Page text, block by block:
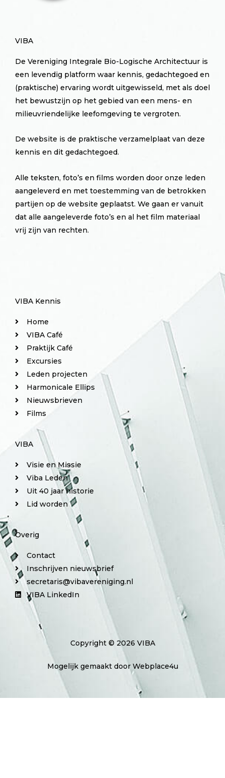
VIBA
De Vereniging Integrale Bio-Logische Architectuur is
een levendig platform waar kennis, gedachtegoed en
(praktische) ervaring wordt uitgewisseld, met als doel
het bewustzijn op het gebied van een mens- en
milieuvriendelijke leefomgeving te vergroten.
De website is de praktische verzamelplaat van deze
kennis en dit gedachtegoed.
Alle teksten, foto’s en films worden door onze leden
aangeleverd en met toestemming van de betrokken
partijen op de website geplaatst. We gaan er vanuit
dat alle aangeleverde foto’s en al het film materiaal
vrij zijn van rechten.
VIBA Kennis
Home
VIBA Café
Praktijk Café
Excursies
Leden projecten
Harmonicale Ellips
Nieuwsbrieven
Films
VIBA
Visie en Missie
Viba Leden
Uit 40 jaar historie
Lid worden
Overig
Contact
Inschrijven nieuwsbrief
secretaris@vibavereniging.nl
VIBA LinkedIn
Copyright © 2026 VIBA
Mogelijk gemaakt door Webplace4u